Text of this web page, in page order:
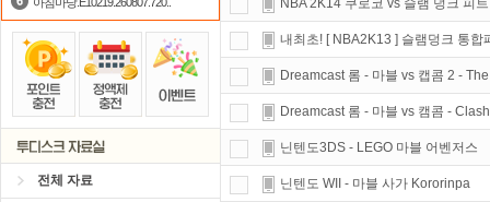
전체 자료
NBA 2K14 쿠로코 vs 슬램 덩크 피
내최초! [ NBA2K13 ] 슬램덩크 통합
Dreamcast 롬 - 마블 vs 캡콤 2 -
Dreamcast 롬 - 마블 vs 캠콤 -
닌텐도3DS - LEGO 마블 어벤저스
닌텐도 WII - 마블 사가 Kororinpa